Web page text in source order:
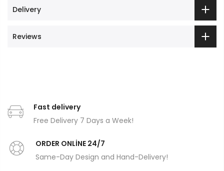
Delivery
Reviews
Fast delivery
Free Delivery 7 Days a Week!
ORDER ONLİNE 24/7
Same-Day Design and Hand-Delivery!